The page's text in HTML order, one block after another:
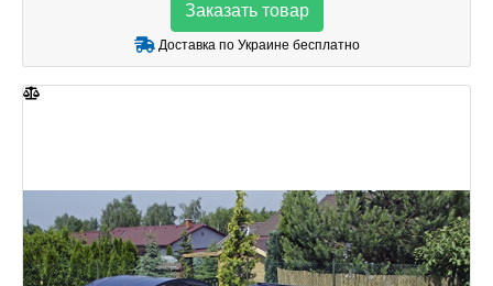
Заказать товар
Доставка по Украине бесплатно